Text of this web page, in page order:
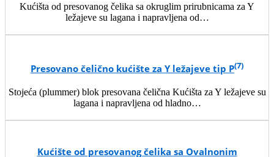
Kućišta od presovanog čelika sa okruglim prirubnicama za Y
ležajeve su lagana i napravljena od…
Presovano čelično kućište za Y ležajeve tip P(7)
Stojeća (plummer) blok presovana čelična Kućišta za Y ležajeve su
lagana i napravljena od hladno…
Kućište od presovanog čelika sa Ovalnonim